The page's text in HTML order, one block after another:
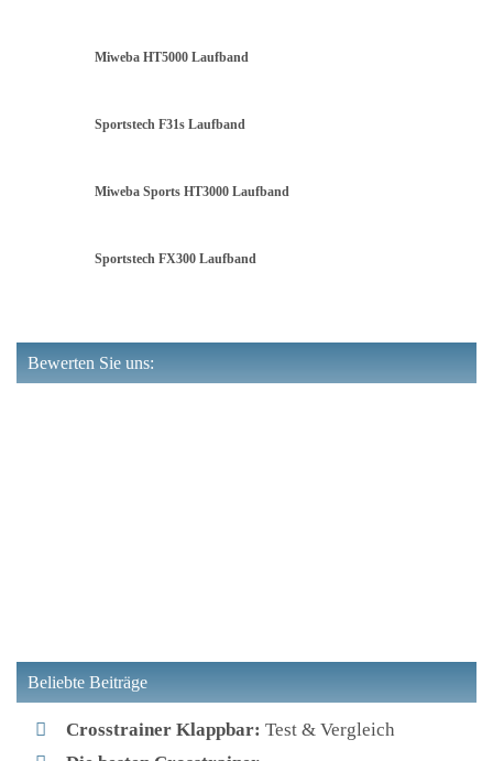
Miweba HT5000 Laufband
Sportstech F31s Laufband
Miweba Sports HT3000 Laufband
Sportstech FX300 Laufband
Bewerten Sie uns:
Beliebte Beiträge
Crosstrainer Klappbar: Test & Vergleich